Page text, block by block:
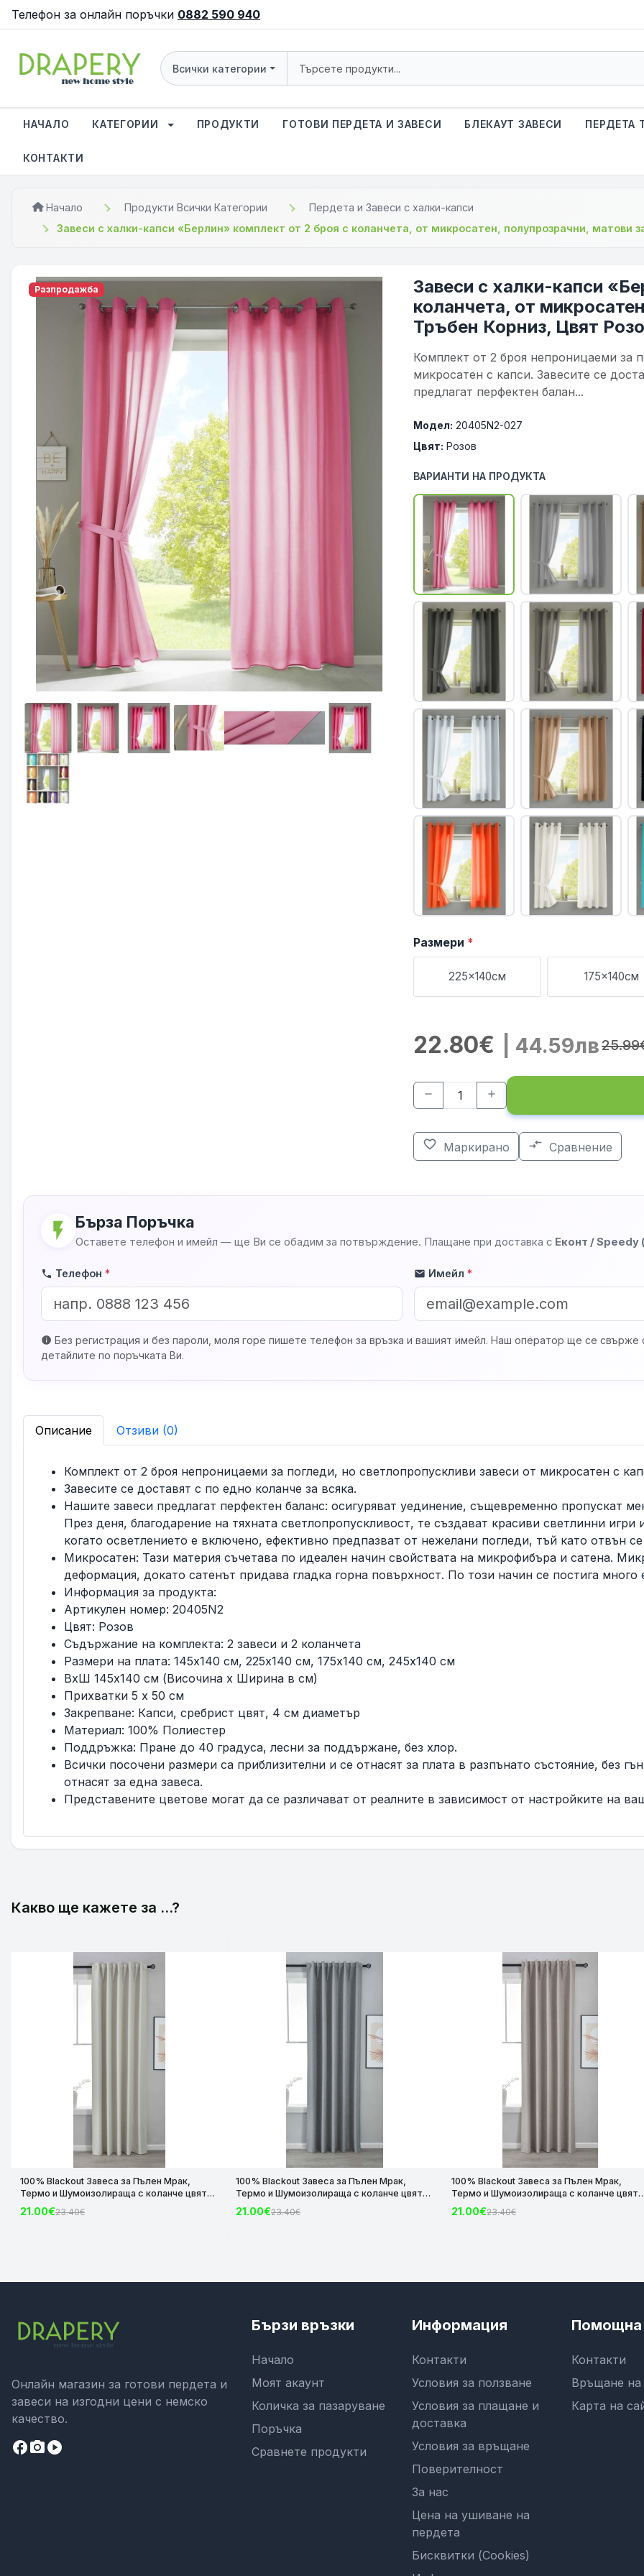
Телефон за онлайн поръчки 0882 590 940
Всички категории
НАЧАЛО КАТЕГОРИИ ПРОДУКТИ ГОТОВИ ПЕРДЕТА И ЗАВЕСИ БЛЕКАУТ ЗАВЕСИ ПЕРДЕТА
КОНТАКТИ
Начало Продукти Всички Категории
Пердета и Завеси с халки-капси
Завеси с халки-капси «Берлин» комплект от 2 броя с коланчета, от микросатен, полупрозрачни, матови
Разпродажба
Завеси с халки-капси
коланчета, от
Тръбен Корниз, Цвят
Комплект от 2 броя непроницаеми за
микросатен с капси. Завесите се
предлагат перфектен балан...
Модел: 20405N2-027
Цвят: Розов
ВАРИАНТИ НА ПРОДУКТА
Размери *
225x140см 175x140см
22.80€ | 44.59лв
remove add
favorite_border Маркирано compare_arrows Сравнение
flash_on Бърза Поръчка
Оставете телефон и имейл — ще Ви се обадим за потвърждение. Плащане при доставка с Еконт / Speedy
phone Телефон * mail Имейл*
info Без регистрация и без пароли, моля горе пишете телефон за връзка и вашият имейл. Наш оператор ще се свърже
детайлите по поръчката Ви.
Описание Отзиви (0)
Комплект от 2 броя непроницаеми за погледи, но светлопропускливи завеси от микросатен с
Завесите се доставят с по едно коланче за всяка.
Нашите завеси предлагат перфектен баланс: осигуряват уединение, същевременно пропускат
През деня, благодарение на тяхната светлопропускливост, те създават красиви светлинни
когато осветлението е включено, ефективно предпазват от нежелани погледи, тъй като отвън
Микросатен: Тази материя съчетава по идеален начин свойствата на микрофибъра и сатена.
деформация, докато сатенът придава гладка горна повърхност. По този начин се постига
Информация за продукта:
Артикулен номер: 20405N2
Цвят: Розов
Съдържание на комплекта: 2 завеси и 2 коланчета
Размери на плата: 145x140 см, 225x140 см, 175x140 см, 245x140 см
ВxШ 145x140 см (Височина x Ширина в см)
Прихватки 5 x 50 см
Закрепване: Капси, сребрист цвят, 4 см диаметър
Материал: 100% Полиестер
Поддръжка: Пране до 40 градуса, лесни за поддържане, без хлор.
Всички посочени размери са приблизителни и се отнасят за плата в разпънато състояние, без
отнасят за една завеса.
Представените цветове могат да се различават от реалните в зависимост от настройките на
Какво ще кажете за ...?
100% Blackout Завеса за Пълен Мрак,
Термо и Шумоизолираща с коланче цвят
Крем, 175х140 и 245х140 за Релса и Корниз
код-2023600-004
21.00€23.40€
100% Blackout Завеса за Пълен Мрак,
Термо и Шумоизолираща с коланче цвят
Сив, 175х140 и 245х140 за Релса и Корниз
код-2023600-006
21.00€23.40€
100% Blackout Завеса за Пълен Мрак,
Термо и Шумоизолираща с коланче цвят
Таупе, 175х140 и 245х140 за Релса и Корниз
код-2023600-012
21.00€23.40€
Онлайн магазин за готови пердета и
завеси на изгодни цени с немско
качество.
facebookcamera_altplay_circle
Бързи връзки
Начало
Моят акаунт
Количка за пазаруване
Поръчка
Сравнете продукти
Информация
Контакти
Условия за ползване
Условия за плащане и
доставка
Условия за връщане
Поверителност
За нас
Цена на ушиване на
пердета
Бисквитки (Cookies)
Помощна
Контакти
Връщане на
Карта на